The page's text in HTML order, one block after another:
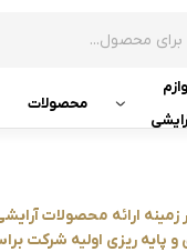
پد هیدرو
محصولات
آزالیا رخ آرای طنین فعالیت خود را در سال 1385 در
پایه ریزی اولیه شرکت